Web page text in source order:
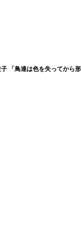
「鳥達は色を失ってから